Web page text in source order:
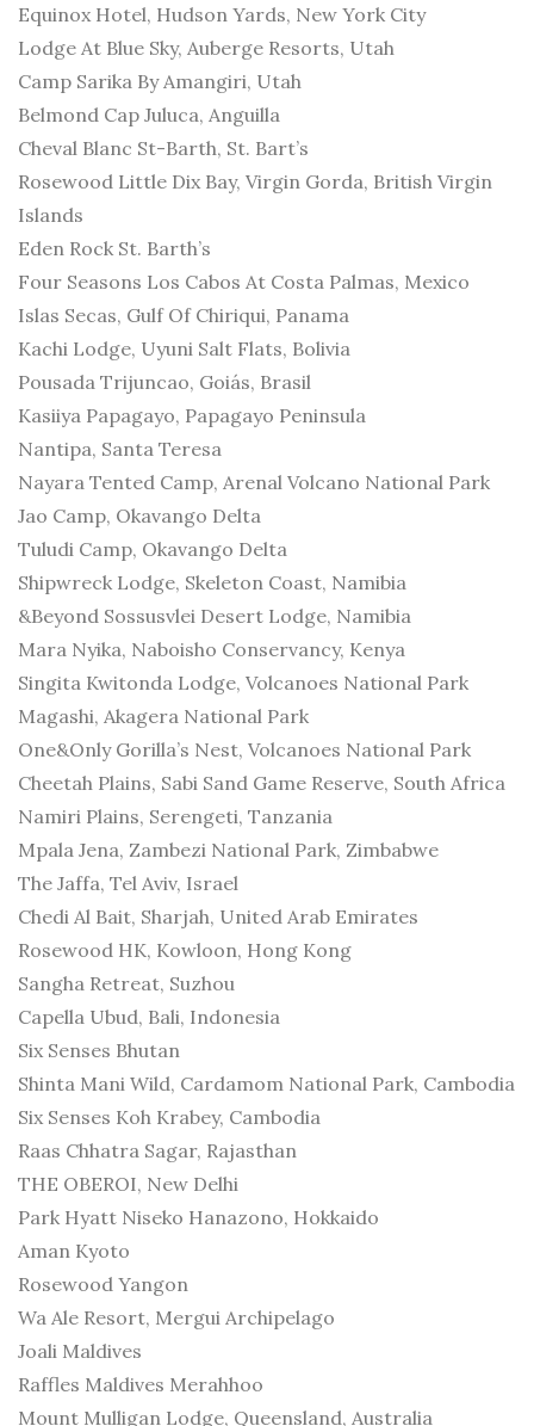
Equinox Hotel, Hudson Yards, New York City
Lodge At Blue Sky, Auberge Resorts, Utah
Camp Sarika By Amangiri, Utah
Belmond Cap Juluca, Anguilla
Cheval Blanc St-Barth, St. Bart’s
Rosewood Little Dix Bay, Virgin Gorda, British Virgin
Islands
Eden Rock St. Barth’s
Four Seasons Los Cabos At Costa Palmas, Mexico
Islas Secas, Gulf Of Chiriqui, Panama
Kachi Lodge, Uyuni Salt Flats, Bolivia
Pousada Trijuncao, Goiás, Brasil
Kasiiya Papagayo, Papagayo Peninsula
Nantipa, Santa Teresa
Nayara Tented Camp, Arenal Volcano National Park
Jao Camp, Okavango Delta
Tuludi Camp, Okavango Delta
Shipwreck Lodge, Skeleton Coast, Namibia
&Beyond Sossusvlei Desert Lodge, Namibia
Mara Nyika, Naboisho Conservancy, Kenya
Singita Kwitonda Lodge, Volcanoes National Park
Magashi, Akagera National Park
One&Only Gorilla’s Nest, Volcanoes National Park
Cheetah Plains, Sabi Sand Game Reserve, South Africa
Namiri Plains, Serengeti, Tanzania
Mpala Jena, Zambezi National Park, Zimbabwe
The Jaffa, Tel Aviv, Israel
Chedi Al Bait, Sharjah, United Arab Emirates
Rosewood HK, Kowloon, Hong Kong
Sangha Retreat, Suzhou
Capella Ubud, Bali, Indonesia
Six Senses Bhutan
Shinta Mani Wild, Cardamom National Park, Cambodia
Six Senses Koh Krabey, Cambodia
Raas Chhatra Sagar, Rajasthan
THE OBEROI, New Delhi
Park Hyatt Niseko Hanazono, Hokkaido
Aman Kyoto
Rosewood Yangon
Wa Ale Resort, Mergui Archipelago
Joali Maldives
Raffles Maldives Merahhoo
Mount Mulligan Lodge, Queensland, Australia